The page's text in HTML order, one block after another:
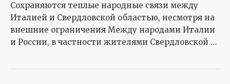
Сохраняются теплые народные связи между
Италией и Свердловской областью, несмотря на
внешние ограничения Между народами Италии
и России, в частности жителями Свердловской …